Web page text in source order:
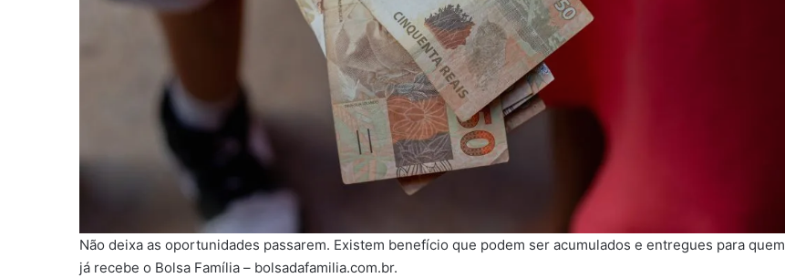
Não deixa as oportunidades passarem. Existem benefício que podem ser acumulados e entregues para quem
já recebe o Bolsa Família – bolsadafamilia.com.br.